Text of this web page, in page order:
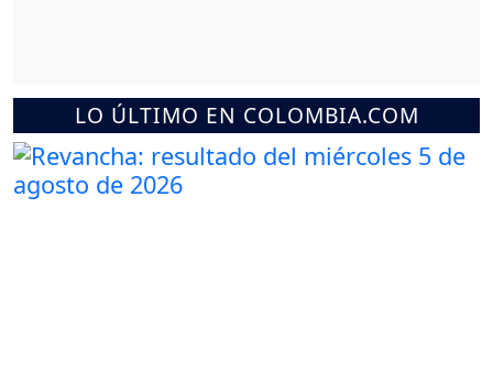
LO ÚLTIMO EN COLOMBIA.COM